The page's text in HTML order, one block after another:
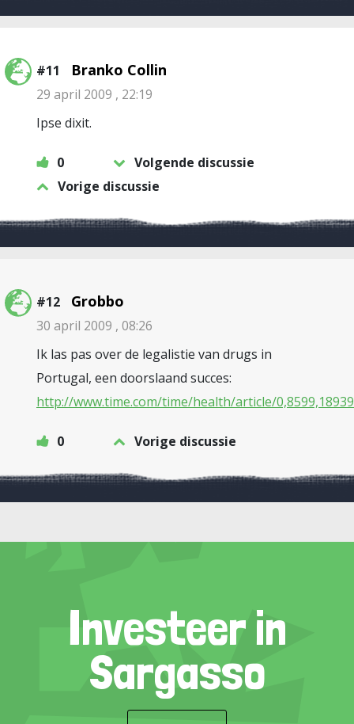
#11 Branko Collin
29 april 2009 , 22:19
Ipse dixit.
0
Volgende discussie
Vorige discussie
#12 Grobbo
30 april 2009 , 08:26
Ik las pas over de legalistie van drugs in
Portugal, een doorslaand succes:
http://www.time.com/time/health/article/
0 Vorige discussie
Investeer in
Sargasso